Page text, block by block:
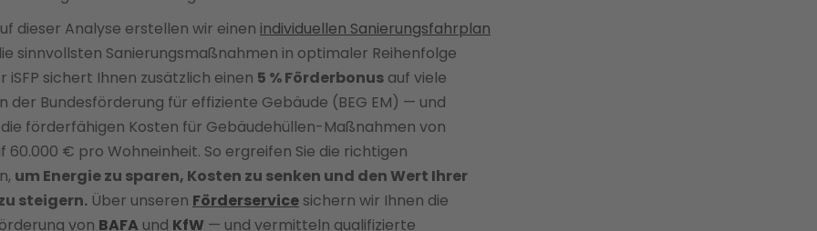
dieser Analyse erstellen wir einen individuellen Sanierungsfahrplan
sinnvollsten Sanierungsmaßnahmen in optimaler Reihenfolge
iSFP sichert Ihnen zusätzlich einen 5 % Förderbonus auf viele
der Bundesförderung für effiziente Gebäude (BEG EM) — und
förderfähigen Kosten für Gebäudehüllen-Maßnahmen von
60.000 € pro Wohneinheit. So ergreifen Sie die richtigen
um Energie zu sparen, Kosten zu senken und den Wert Ihrer
steigern. Über unseren Förderservice sichern wir Ihnen die
von BAFA und KfW — und vermitteln qualifizierte